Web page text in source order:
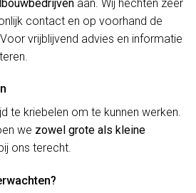
aan. Wij hechten zeer
contact en op voorhand de
vrijblijvend advies en informatie
te kriebelen om te kunnen werken.
we zowel grote als kleine
ons terecht.